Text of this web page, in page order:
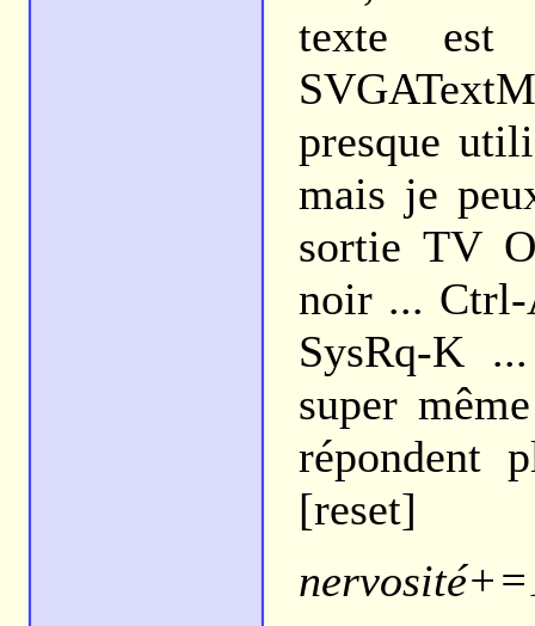
texte est
presque
mais je
sortie TV
noir ...
SysRq-K
super
répondent
[reset]